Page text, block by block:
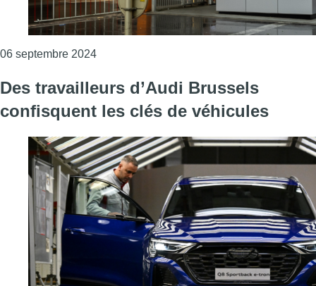
06 septembre 2024Consulter l'article "Audi Brussels : des
Des travailleurs d’Audi Brussels
confisquent les clés de véhicules